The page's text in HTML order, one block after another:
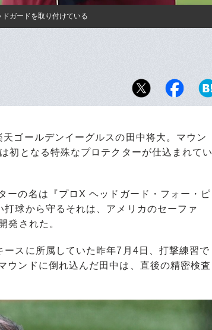
ガードを取り付けている
ゴールデンイーグルスの田中将大。マウン
初となる特殊なプロテクターが仕込まれてい
の名は『プロX ヘッドガード・フォー・ピ
球から守るそれは、アメリカのセーファ
発された。
スに所属していた昨年7月4日、打撃練習で
ウンドに倒れ込んだ田中は、直後の精密検査